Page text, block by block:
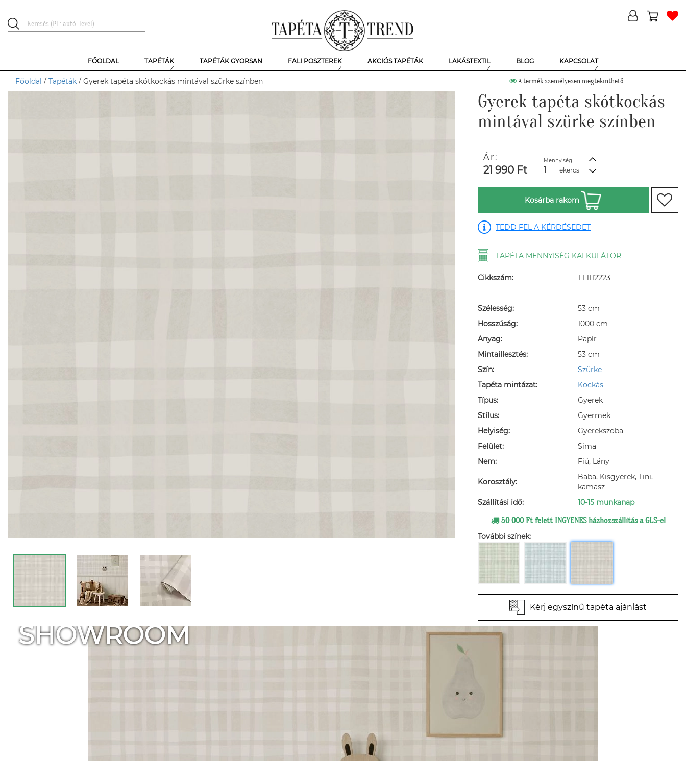
FŐOLDAL TAPÉTÁK TAPÉTÁK GYORSAN FALI POSZTEREK AKCIÓS TAPÉTÁK LAKÁSTEXTIL BLOG KAPCSOLAT
Főoldal / Tapéták / Gyerek tapéta skótkockás mintával szürke színben A termék személyesen megtekinthető
Gyerek tapéta skótkockás
mintával szürke színben
Ár:
21 990 Ft
Mennyiség:
Tekercs
Kosárba rakom
TEDD FEL A KÉRDÉSEDET
TAPÉTA MENNYISÉG KALKULÁTOR
Cikkszám: TT1112223
Szélesség:
53 cm
Hosszúság:
1000 cm
Anyag:
Papír
Mintaillesztés:
53 cm
Szín:
Szürke
Tapéta mintázat:
Kockás
Típus:
Gyerek
Stílus:
Gyermek
Helyiség:
Gyerekszoba
Felület:
Sima
Nem:
Fiú, Lány
Korosztály:
Baba, Kisgyerek, Tini,
kamasz
Szállítási idő:
10-15 munkanap
50 000 Ft felett INGYENES házhozszállítás a GLS-el
További színek:
Kérj egyszínű tapéta ajánlást
SHOWROOM